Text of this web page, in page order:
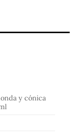
y cónica